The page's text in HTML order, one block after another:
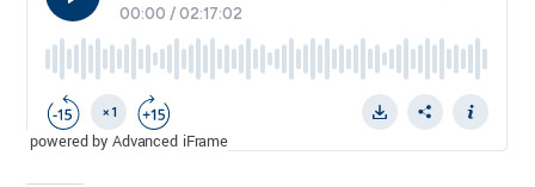
powered by Advanced iFrame